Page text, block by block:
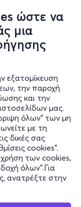
ώστε να
μια
εξατομίκευση
την παροχή
και την
μας.
όλων" των μη
με τη
δικές σας
cookies".
των cookies,
όλων".Για
ανατρέξτε στην